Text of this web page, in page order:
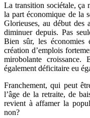
La transition sociétale,
la part économique de la
Glorieuses, au début des
diminuer depuis. Pas
Bien sûr, les économies
création d’emplois
mirobolante
également déficitaire eu
Franchement, qui peut
l’âge de la retraite, de
revient à affamer la
non?